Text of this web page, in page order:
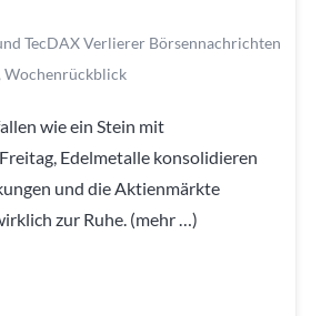
TecDAX Verlierer Börsennachrichten
Wochenrückblick
wie ein Stein mit
Edelmetalle konsolidieren
und die Aktienmärkte
zur Ruhe. (mehr …)